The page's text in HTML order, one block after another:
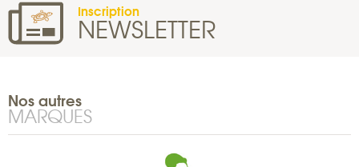
Inscription
NEWSLETTER
Nos autres
MARQUES